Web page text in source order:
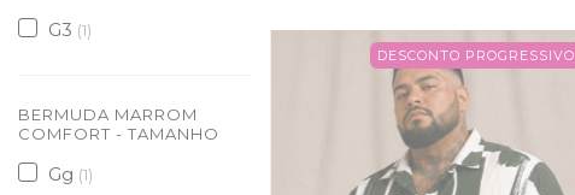
G3 (1)
BERMUDA MARROM
COMFORT - TAMANHO
Gg (1)
DESCONTO PROGRESSIVO